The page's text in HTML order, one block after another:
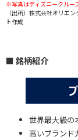
※写真はディズニークルー
（出所）株式会社オリエ
ト作成
■ 銘柄紹介
世界最大級の
高いブランド